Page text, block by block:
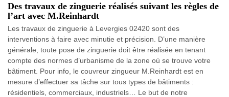
Des travaux de zinguerie réalisés suivant les règles de
l’art avec M.Reinhardt
Les travaux de zinguerie à Levergies 02420 sont des
interventions à faire avec minutie et précision. D’une manière
générale, toute pose de zinguerie doit être réalisée en tenant
compte des normes d’urbanisme de la zone où se trouve votre
bâtiment. Pour info, le couvreur zingueur M.Reinhardt est en
mesure d’effectuer sa tâche sur tous types de bâtiments :
résidentiels, commerciaux, industriels… Le but de notre